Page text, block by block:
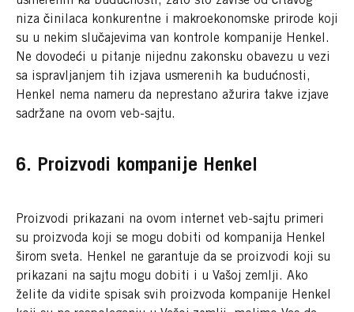
niza činilaca konkurentne i makroekonomske prirode koji
su u nekim slučajevima van kontrole kompanije Henkel.
Ne dovodeći u pitanje nijednu zakonsku obavezu u vezi
sa ispravljanjem tih izjava usmerenih ka budućnosti,
Henkel nema nameru da neprestano ažurira takve izjave
sadržane na ovom veb-sajtu.
6. Proizvodi kompanije Henkel
Proizvodi prikazani na ovom internet veb-sajtu primeri
su proizvoda koji se mogu dobiti od kompanija Henkel
širom sveta. Henkel ne garantuje da se proizvodi koji su
prikazani na sajtu mogu dobiti i u Vašoj zemlji. Ako
želite da vidite spisak svih proizvoda kompanije Henkel